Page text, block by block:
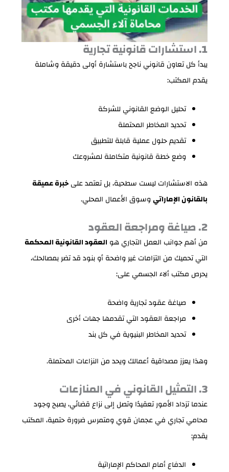
1. استشارات قانونية تجارية
يبدأ كل تعاون قانوني ناجح باستشارة أولى دقيقة وشاملة
يقدم المكتب:
تحليل الوضع القانوني للشركة
تحديد المخاطر المحتملة
تقديم حلول عملية قابلة للتطبيق
وضع خطة قانونية متكاملة لمشروعك
هذه الاستشارات ليست سطحية، بل تعتمد علىخبرة عميقة
بالقانون الإماراتيوسوق الأعمال المحلي.
2. صياغة ومراجعة العقود
من أهم جوانب العمل التجاري هو العقود القانونية المحكمة
التي تحميك من التزامات غير واضحة أو بنود قد تضر بمصالحك،
يحرص مكتب ألاء الجسمي على:
صياغة عقود تجارية واضحة
مراجعة العقود التي تقدمها جهات أخرى
تحديد المخاطر البنيوية في كل بند
وهذا يعزز مصداقية أعمالك ويحد من النزاعات المحتملة.
3. التمثيل القانوني في المنازعات
عندما تزداد الأمور تعقيدًا وتصل إلى نزاع قضائي، يصبح وجود
محامي تجاري في عجمان قوي ومتمرس ضرورة حتمية، المكتب
يقدم:
الدفاع أمام المحاكم الإماراتية